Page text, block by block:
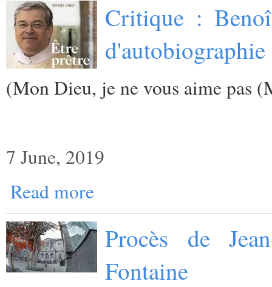
Critique :
(Mon Dieu, je ne vous aime pas
7 June, 2019
Read more
Procès de
Fontaine